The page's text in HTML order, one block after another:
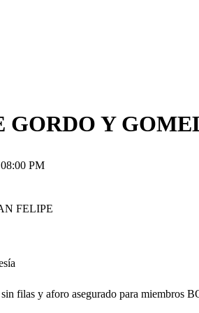
GORDO Y
PM
FELIPE
filas y aforo asegurado para miembros